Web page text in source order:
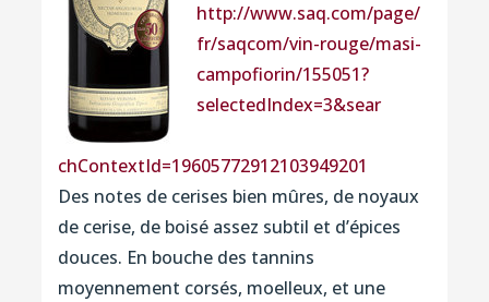
http://www.saq.com/page/
fr/saqcom/vin-rouge/masi-
campofiorin/155051?
selectedIndex=3&sear
chContextId=19605772912103949201
Des notes de cerises bien mûres, de noyaux
de cerise, de boisé assez subtil et d’épices
douces. En bouche des tannins
moyennement corsés, moelleux, et une